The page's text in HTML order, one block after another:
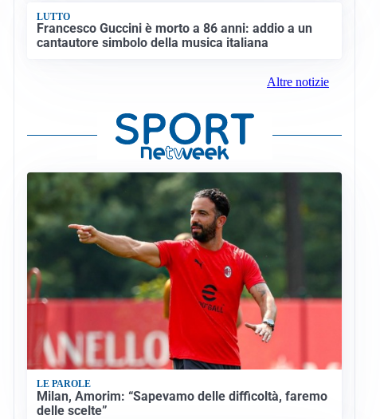
LUTTO
Francesco Guccini è morto a 86 anni: addio a un
cantautore simbolo della musica italiana
Altre notizie
LE PAROLE
Milan, Amorim: “Sapevamo delle difficoltà, faremo
delle scelte”